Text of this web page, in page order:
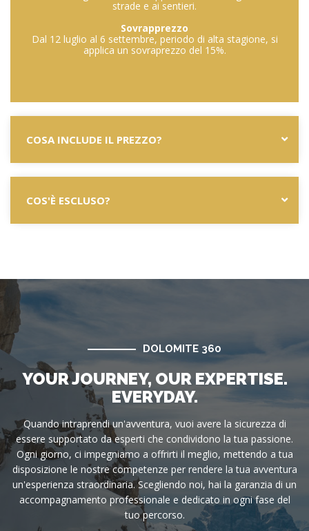
strade e ai sentieri.
Sovrapprezzo
Dal 12 luglio al 6 settembre, periodo di alta stagione, si
applica un sovraprezzo del 15%.
COSA INCLUDE IL PREZZO?
COS'È ESCLUSO?
DOLOMITE 360
YOUR JOURNEY, OUR EXPERTISE.
EVERYDAY.
Quando intraprendi un'avventura, vuoi avere la sicurezza di
essere supportato da esperti che condividono la tua passione.
Ogni giorno, ci impegniamo a offrirti il meglio, mettendo a tua
disposizione le nostre competenze per rendere la tua avventura
un'esperienza straordinaria. Scegliendo noi, hai la garanzia di un
accompagnamento professionale e dedicato in ogni fase del
tuo percorso.